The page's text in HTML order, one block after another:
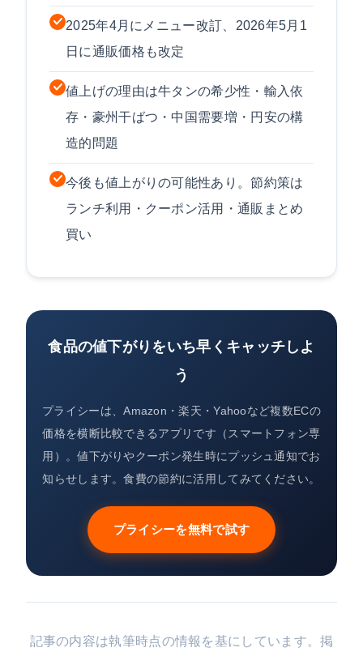
2025年4月にメニュー改訂、2026年5月1
日に通販価格も改定
値上げの理由は牛タンの希少性・輸入依
存・豪州干ばつ・中国需要増・円安の構
造的問題
今後も値上がりの可能性あり。節約策は
ランチ利用・クーポン活用・通販まとめ
買い
食品の値下がりをいち早くキャッチしよ
う
プライシーは、Amazon・楽天・Yahooなど複数ECの
価格を横断比較できるアプリです（スマートフォン専
用）。値下がりやクーポン発生時にプッシュ通知でお
知らせします。食費の節約に活用してみてください。
プライシーを無料で試す
記事の内容は執筆時点の情報を基にしています。掲